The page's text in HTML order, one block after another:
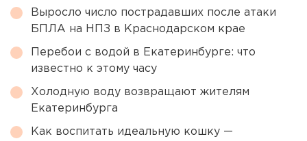
Выросло число пострадавших после атаки
БПЛА на НПЗ в Краснодарском крае
Перебои с водой в Екатеринбурге: что
известно к этому часу
Холодную воду возвращают жителям
Екатеринбурга
Как воспитать идеальную кошку —